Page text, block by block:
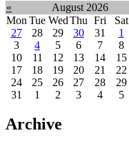
« August 2026
Mon Tue WedThu Fri Sat
27
28 29 30 31 1
3
4 5 6 7 8
10
11 12 13 14 15
17
18 19 20 21 22
24
25 26 27 28 29
31
1 2 3 4 5
Archive